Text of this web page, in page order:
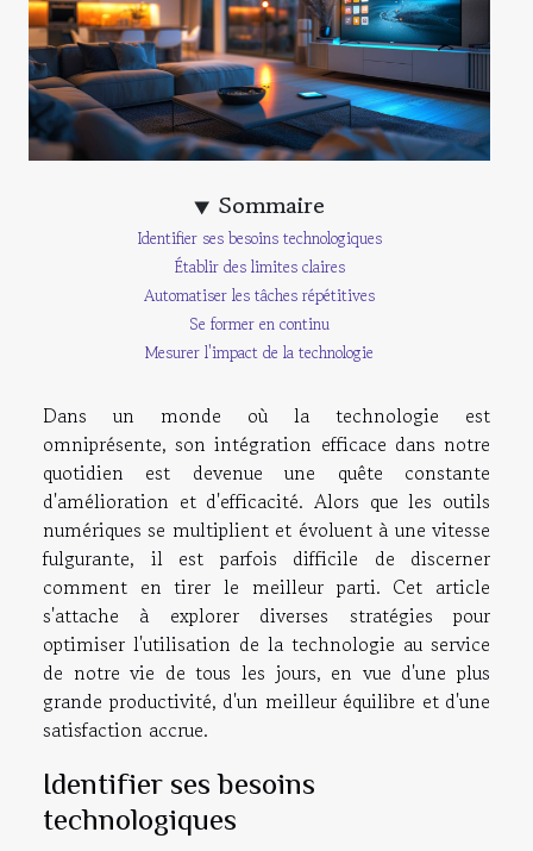
Sommaire
Identifier ses besoins technologiques
Établir des limites claires
Automatiser les tâches répétitives
Se former en continu
Mesurer l'impact de la technologie
Dans un monde où la technologie est
omniprésente, son intégration efficace dans notre
quotidien est devenue une quête constante
d'amélioration et d'efficacité. Alors que les outils
numériques se multiplient et évoluent à une vitesse
fulgurante, il est parfois difficile de discerner
comment en tirer le meilleur parti. Cet article
s'attache à explorer diverses stratégies pour
optimiser l'utilisation de la technologie au service
de notre vie de tous les jours, en vue d'une plus
grande productivité, d'un meilleur équilibre et d'une
satisfaction accrue.
Identifier ses besoins
technologiques